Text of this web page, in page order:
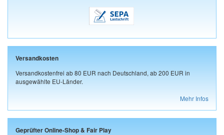
Versandkosten
Versandkostenfrei ab 80 EUR nach Deutschland, ab 200 EUR in
ausgewählte EU-Länder.
Mehr Infos
Geprüfter Online-Shop & Fair Play